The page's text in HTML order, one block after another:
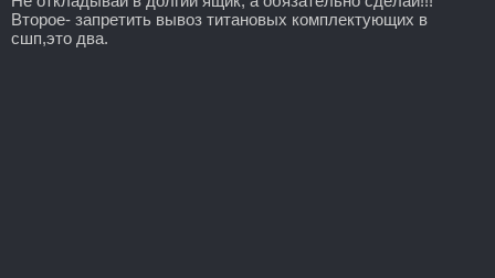
Второе- запретить вывоз титановых комплектующих в
сшп,это два.